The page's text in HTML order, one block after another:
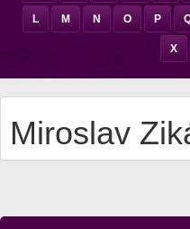
L M N O P
X
Miroslav